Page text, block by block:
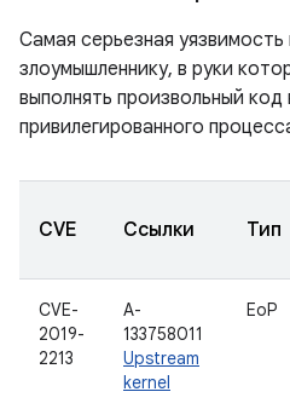
Самая серьезная уязвимость
злоумышленнику, в руки
выполнять произвольный код
привилегированного
CVE Ссылки Тип
CVE-
2019-
2213
A-
133758011
Upstream
kernel
EoP